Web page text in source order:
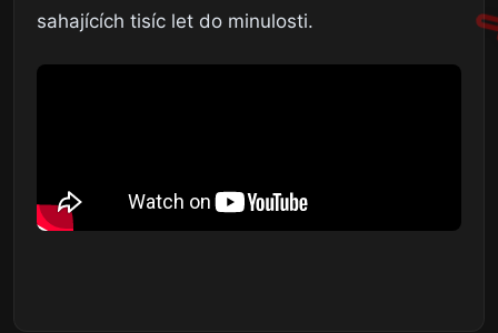
sahajících tisíc let do minulosti.